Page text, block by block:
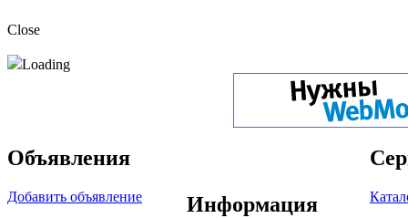
Close
Loading
Объявления
Добавить объявление
Информация